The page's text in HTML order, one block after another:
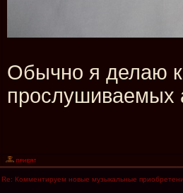
Обычно я делаю
прослушиваемых
Re: Комментируем новые музыкальные